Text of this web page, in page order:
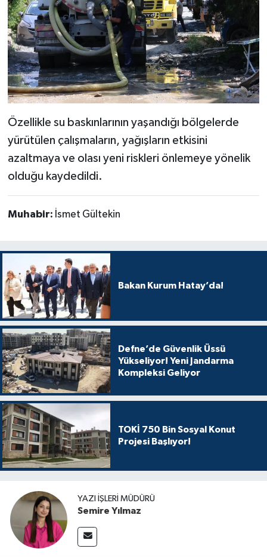
Özellikle su baskınlarının yaşandığı bölgelerde
yürütülen çalışmaların, yağışların etkisini
azaltmaya ve olası yeni riskleri önlemeye yönelik
olduğu kaydedildi.
Muhabir: İsmet Gültekin
Bakan Kurum Hatay’da!
Defne’de Güvenlik Üssü
Yükseliyor! Yeni Jandarma
Kompleksi Geliyor
TOKİ 750 Bin Sosyal Konut
Projesi Başlıyor!
YAZI İŞLERI MÜDÜRÜ
Semire Yılmaz